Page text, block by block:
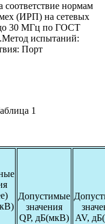
нормам
(ИРП) на сетевых
до 30 МГц по ГОСТ
испытаний:
Порт
1
Допустимые
значения
QP, дБ(мкВ)
AV,